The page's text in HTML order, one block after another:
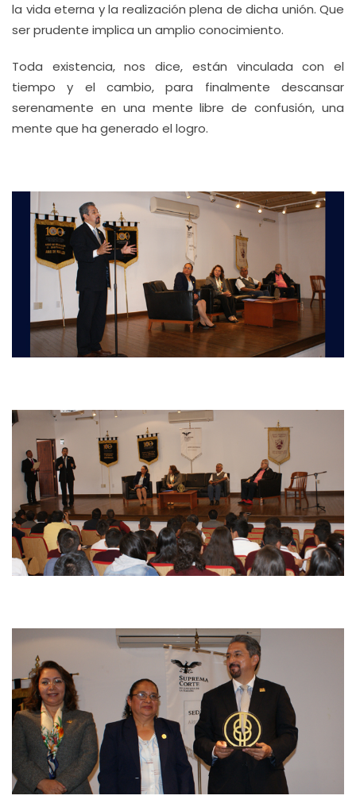
la vida eterna y la realización plena de dicha unión. Que
ser prudente implica un amplio conocimiento.
Toda existencia, nos dice, están vinculada con el
tiempo y el cambio, para finalmente descansar
serenamente en una mente libre de confusión, una
mente que ha generado el logro.